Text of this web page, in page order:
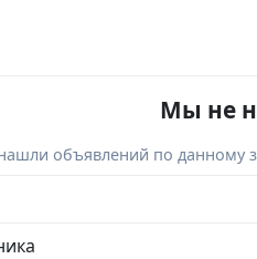
Мы не
объявлений по данному